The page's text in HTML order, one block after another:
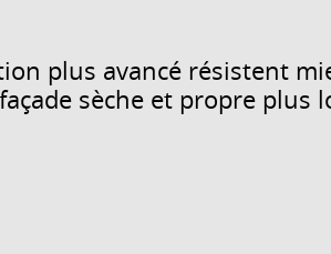
plus avancé résistent
sèche et propre plus